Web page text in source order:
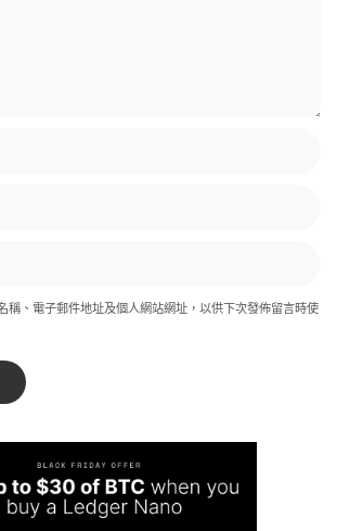
稱、電子郵件地址及個人網站網址，以供下次發佈留言時使